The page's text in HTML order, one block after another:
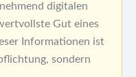
digitalen
Gut eines
Informationen ist
sondern